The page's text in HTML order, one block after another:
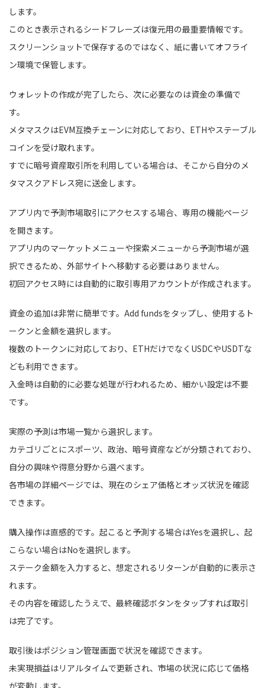
します。
このとき表示されるシードフレーズは復元用の最重要情報です。
スクリーンショットで保存するのではなく、紙に書いてオフライ
ン環境で保管します。
ウォレットの作成が完了したら、次に必要なのは資金の準備で
す。
メタマスクはEVM互換チェーンに対応しており、ETHやステーブル
コインを受け取れます。
すでに暗号資産取引所を利用している場合は、そこから自分のメ
タマスクアドレス宛に送金します。
アプリ内で予測市場取引にアクセスする場合、専用の機能ページ
を開きます。
アプリ内のマーケットメニューや探索メニューから予測市場が選
択できるため、外部サイトへ移動する必要はありません。
初回アクセス時には自動的に取引専用アカウントが作成されます。
資金の追加は非常に簡単です。Add fundsをタップし、使用するト
ークンと金額を選択します。
複数のトークンに対応しており、ETHだけでなくUSDCやUSDTな
ども利用できます。
入金時は自動的に必要な処理が行われるため、細かい設定は不要
です。
実際の予測は市場一覧から選択します。
カテゴリごとにスポーツ、政治、暗号資産などが分類されており、
自分の興味や得意分野から選べます。
各市場の詳細ページでは、現在のシェア価格とオッズ状況を確認
できます。
購入操作は直感的です。起こると予測する場合はYesを選択し、起
こらない場合はNoを選択します。
ステーク金額を入力すると、想定されるリターンが自動的に表示さ
れます。
その内容を確認したうえで、最終確認ボタンをタップすれば取引
は完了です。
取引後はポジション管理画面で状況を確認できます。
未実現損益はリアルタイムで更新され、市場の状況に応じて価格
が変動します。